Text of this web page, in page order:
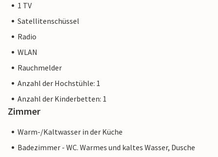
1 TV
Satellitenschüssel
Radio
WLAN
Rauchmelder
Anzahl der Hochstühle: 1
Anzahl der Kinderbetten: 1
Zimmer
Warm-/Kaltwasser in der Küche
Badezimmer - WC. Warmes und kaltes Wasser, Dusche